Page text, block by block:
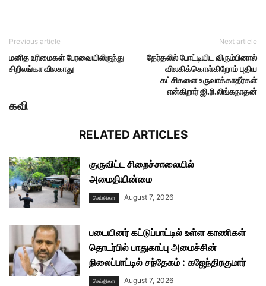
Previous article
மனித உரிமைகள் பேரவையிலிருந்து
சிறிலங்கா விலகாது
Next article
தேர்தலில் போட்டியிட விரும்பினால்
விலகிக்கொள்கிறோம் புதிய
கட்சிகளை உருவாக்காதீர்கள்
என்கிறார் ஜி.ரி.லிங்கநாதன்
கவி
RELATED ARTICLES
குருவிட்ட சிறைச்சாலையில்
அமைதியின்மை
செய்திகள் August 7, 2026
படையினர் கட்டுப்பாட்டில் உள்ள காணிகள்
தொடர்பில் பாதுகாப்பு அமைச்சின்
நிலைப்பாட்டில் சந்தேகம் : கஜேந்திரகுமார்
செய்திகள் August 7, 2026